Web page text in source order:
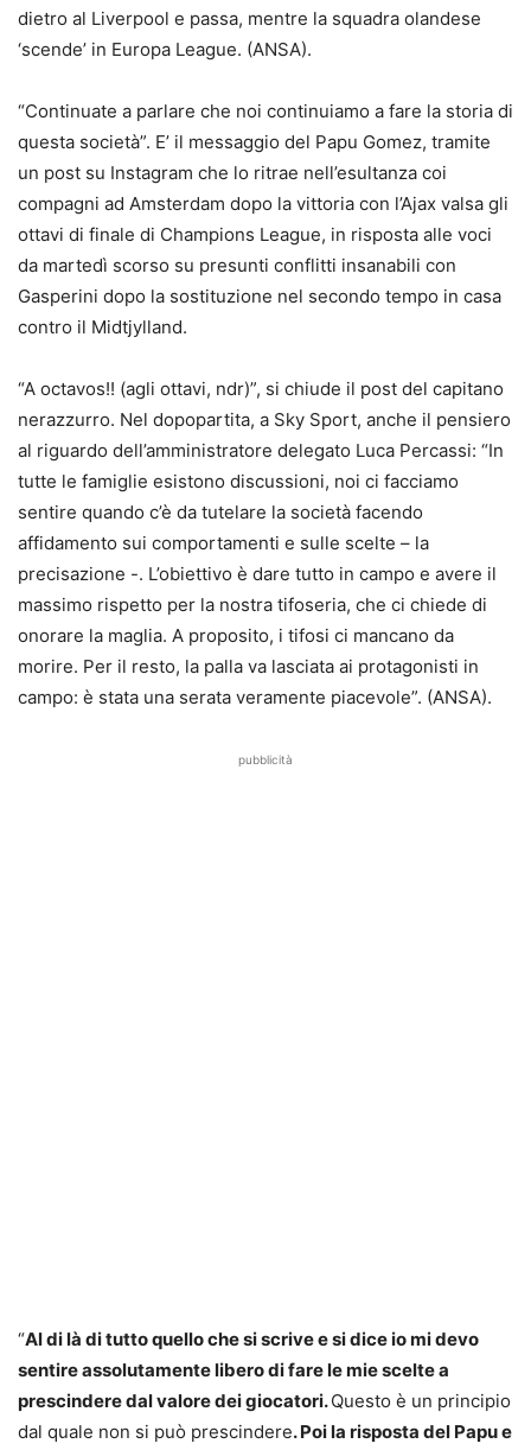
dietro al Liverpool e passa, mentre la squadra olandese
‘scende’ in Europa League. (ANSA).
“Continuate a parlare che noi continuiamo a fare la storia di
questa società”. E’ il messaggio del Papu Gomez, tramite
un post su Instagram che lo ritrae nell’esultanza coi
compagni ad Amsterdam dopo la vittoria con l’Ajax valsa gli
ottavi di finale di Champions League, in risposta alle voci
da martedì scorso su presunti conflitti insanabili con
Gasperini dopo la sostituzione nel secondo tempo in casa
contro il Midtjylland.
“A octavos!! (agli ottavi, ndr)”, si chiude il post del capitano
nerazzurro. Nel dopopartita, a Sky Sport, anche il pensiero
al riguardo dell’amministratore delegato Luca Percassi: “In
tutte le famiglie esistono discussioni, noi ci facciamo
sentire quando c’è da tutelare la società facendo
affidamento sui comportamenti e sulle scelte – la
precisazione -. L’obiettivo è dare tutto in campo e avere il
massimo rispetto per la nostra tifoseria, che ci chiede di
onorare la maglia. A proposito, i tifosi ci mancano da
morire. Per il resto, la palla va lasciata ai protagonisti in
campo: è stata una serata veramente piacevole”. (ANSA).
pubblicità
“Al di là di tutto quello che si scrive e si dice io mi devo
sentire assolutamente libero di fare le mie scelte a
prescindere dal valore dei giocatori.Questo è un principio
dal quale non si può prescindere. Poi la risposta del Papu e